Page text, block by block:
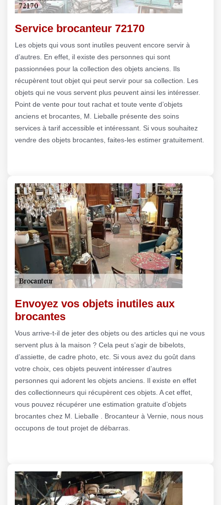
Service brocanteur 72170
Les objets qui vous sont inutiles peuvent encore servir à
d’autres. En effet, il existe des personnes qui sont
passionnées pour la collection des objets anciens. Ils
récupèrent tout objet qui peut servir pour sa collection. Les
objets qui ne vous servent plus peuvent ainsi les intéresser.
Point de vente pour tout rachat et toute vente d’objets
anciens et brocantes, M. Lieballe présente des soins
services à tarif accessible et intéressant. Si vous souhaitez
vendre des objets brocantes, faites-les estimer gratuitement.
Envoyez vos objets inutiles aux
brocantes
Vous arrive-t-il de jeter des objets ou des articles qui ne vous
servent plus à la maison ? Cela peut s’agir de bibelots,
d’assiette, de cadre photo, etc. Si vous avez du goût dans
votre choix, ces objets peuvent intéresser d’autres
personnes qui adorent les objets anciens. Il existe en effet
des collectionneurs qui récupèrent ces objets. A cet effet,
vous pouvez récupérer une estimation gratuite d’objets
brocantes chez M. Lieballe . Brocanteur à Vernie, nous nous
occupons de tout projet de débarras.